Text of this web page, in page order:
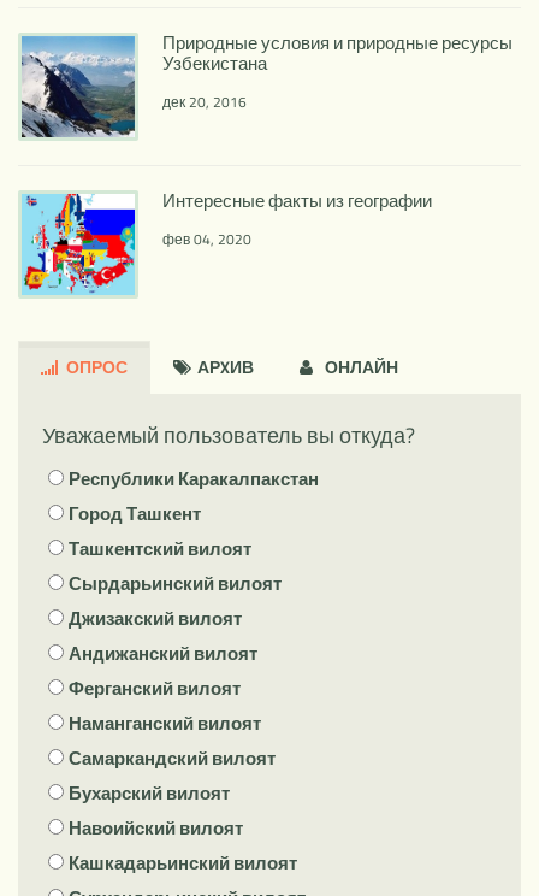
Природные условия и природные ресурсы
Узбекистана
дек 20, 2016
Интересные факты из географии
фев 04, 2020
ОПРОС АРXИВ ОНЛАЙН
Уважаемый пользователь вы откуда?
Республики Каракалпакстан
Город Ташкент
Ташкентский вилоят
Сырдарьинский вилоят
Джизакский вилоят
Андижанский вилоят
Ферганский вилоят
Наманганский вилоят
Самаркандский вилоят
Бухарский вилоят
Навоийский вилоят
Кашкадарьинский вилоят